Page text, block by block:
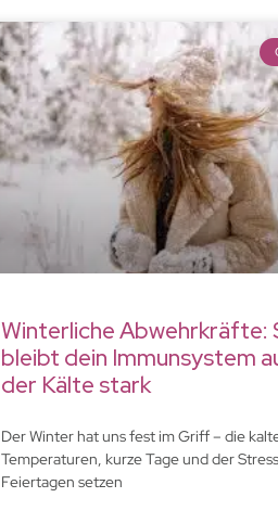
Winterliche Abwehrkräfte:
bleibt dein Immunsystem
der Kälte stark
Der Winter hat uns fest im Griff – die
Temperaturen, kurze Tage und der
Feiertagen setzen